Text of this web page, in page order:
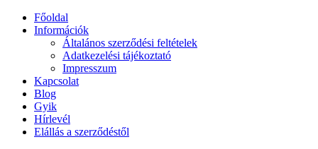
Főoldal
Információk
Általános szerződési feltételek
Adatkezelési tájékoztató
Impresszum
Kapcsolat
Blog
Gyik
Hírlevél
Elállás a szerződéstől